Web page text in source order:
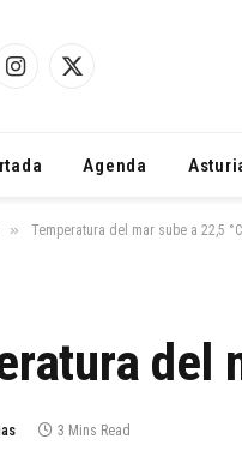
Instagram
X
Agenda
» Temperatura del mar sube a 22,5
del
3 Mins Read